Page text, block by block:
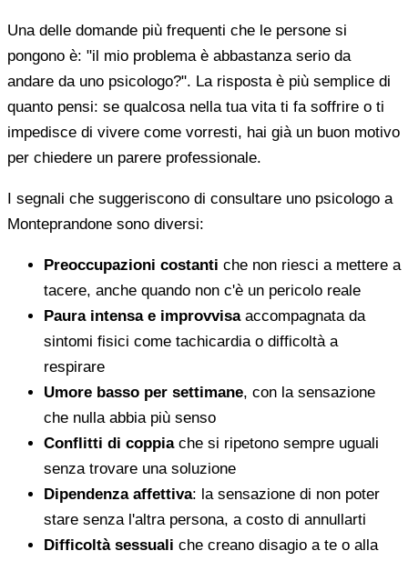
Una delle domande più frequenti che le persone si
pongono è: "il mio problema è abbastanza serio da
andare da uno psicologo?". La risposta è più semplice di
quanto pensi: se qualcosa nella tua vita ti fa soffrire o ti
impedisce di vivere come vorresti, hai già un buon motivo
per chiedere un parere professionale.
I segnali che suggeriscono di consultare uno psicologo a
Monteprandone sono diversi:
Preoccupazioni costanti che non riesci a mettere a
tacere, anche quando non c'è un pericolo reale
Paura intensa e improvvisaaccompagnata da
sintomi fisici come tachicardia o difficoltà a
respirare
Umore basso per settimane, con la sensazione
che nulla abbia più senso
Conflitti di coppiache si ripetono sempre uguali
senza trovare una soluzione
Dipendenza affettiva: la sensazione di non poter
stare senza l'altra persona, a costo di annullarti
Difficoltà sessuali che creano disagio a te o alla